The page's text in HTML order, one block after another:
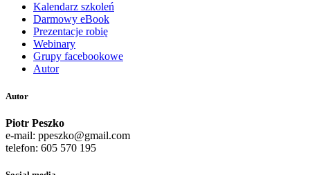
Kalendarz szkoleń
Darmowy eBook
Prezentacje robię
Webinary
Grupy facebookowe
Autor
Autor
Piotr Peszko
e-mail: ppeszko@gmail.com
telefon: 605 570 195